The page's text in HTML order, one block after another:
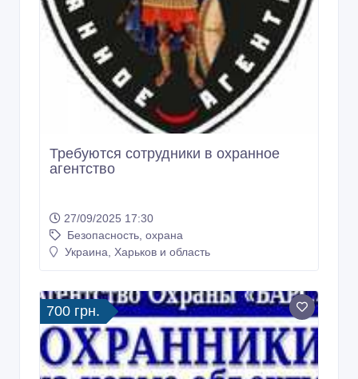
Требуются сотрудники в охранное
агентство
27/09/2025 17:30
Безопасность, охрана
Украина, Харьков и область
700 грн.